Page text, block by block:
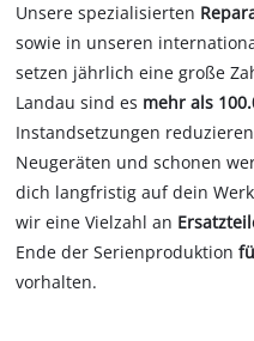
Unsere spezialisierten
sowie in unseren
setzen jährlich eine große
Landau sind es mehr als
Instandsetzungen
Neugeräten und schonen
dich langfristig auf dein
wir eine Vielzahl an
Ende der Serienproduktion
vorhalten.